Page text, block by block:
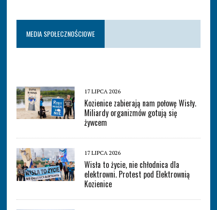
MEDIA SPOŁECZNOŚCIOWE
17 LIPCA 2026
Kozienice zabierają nam połowę Wisły.
Miliardy organizmów gotują się
żywcem
17 LIPCA 2026
Wisła to życie, nie chłodnica dla
elektrowni. Protest pod Elektrownią
Kozienice